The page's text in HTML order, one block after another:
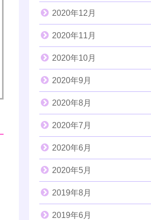
2020年12月
2020年11月
2020年10月
2020年9月
2020年8月
2020年7月
2020年6月
2020年5月
2019年8月
2019年6月